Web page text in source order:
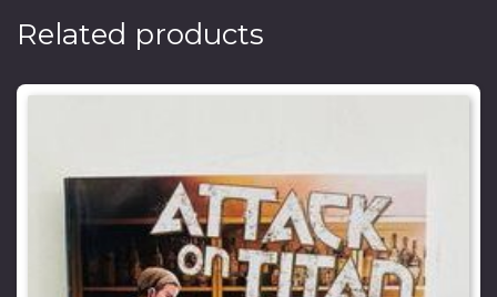
Related products